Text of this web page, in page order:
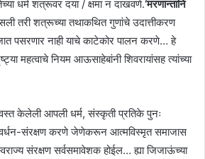
धर्म शत्रूवर दया / क्षमा न दाखवणे.‘मरणान्तानि
तरी शत्रूच्या तथाकथित गुणांचे उदात्तीकरण
पसरणार नाही याचे काटेकोर पालन करणे… हे
महत्वाचे नियम आऊसाहेबांनी शिवरायांसह त्यांच्या
केलेली आपली धर्म, संस्कृती प्रतिके पुनः
संरक्षण करणे जेणेकरून आत्मविस्मृत समाजास
संरक्षण सर्वसमावेशक होईल… ह्या जिजाऊंच्या